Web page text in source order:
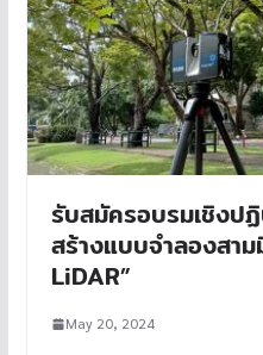
รับสมัครอบรมเชิงป
สร้างแบบจำลองสา
LiDAR”
May 20, 2024